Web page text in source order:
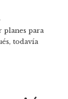
planes para
todavía